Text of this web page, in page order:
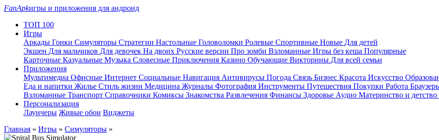
FanApkигры и приложения для андроид
ТОП 100
Игры
Аркады Гонки Симуляторы Стратегии Настольные Головоломки Ролевые Спортивные Новые Для детей
Экшен Для мальчиков Для девочек На двоих Русские версии Про зомби Взломанные Игры без кеша Популярные
Карточные Казуальные Музыка Словесные Приключения Казино Обучающие Викторины Для всей семьи
Приложения
Мультимедиа Офисные Интернет Социальные Навигация Антивирусы Погода Связь Бизнес Красота Искусство
Еда и напитки Жилье Стиль жизни Медицина Журналы Фотография Инструменты Путешествия Покупки Работа
Взломанные Транспорт Справочники Комиксы Знакомства Развлечения Финансы Здоровье Аудио Материнство и детство
Персонализация
Лаунчеры Живые обои Виджеты
Главная » Игры » Симуляторы »